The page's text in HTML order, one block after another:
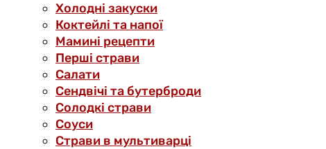
Холодні закуски
Коктейлі та напої
Мамині рецепти
Перші страви
Салати
Сендвічі та бутерброди
Солодкі страви
Соуси
Страви в мультиварці